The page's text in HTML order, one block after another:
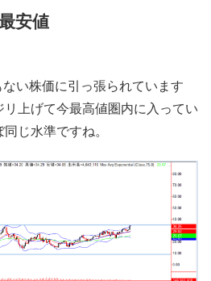
安値
い株価に引っ張られています
上げて今最高値圏内に入ってい
じ水準ですね。